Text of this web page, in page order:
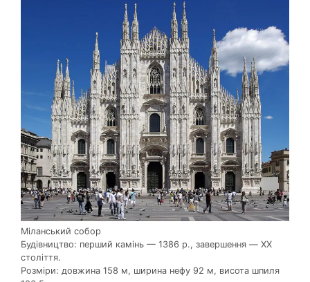
Міланський собор
Будівництво: перший камінь — 1386 р., завершення — XX
століття.
Розміри: довжина 158 м, ширина нефу 92 м, висота шпиля